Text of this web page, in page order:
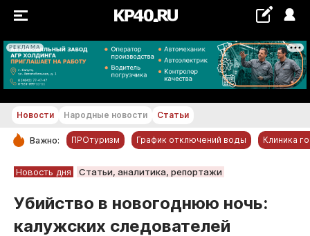
РЕКЛАМА
+22...+23 °С
РУБРИКИ
Обнинск
Новости Народные новости Статьи
Важно: ПРОтуризм График отключений воды Клиника
Новость дня Статьи, аналитика, репортажи
Убийство в новогоднюю ночь:
калужских следователей